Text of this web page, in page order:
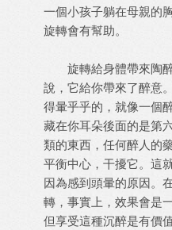
一個小孩子躺在母親的
旋轉會有幫助。
旋轉給身體帶來陶醉
說，它給你帶來了醉意
得暈乎乎的，就像一個
藏在你耳朵後面的是第
類的東西，任何醉人的
平衡中心，干擾它。這
因為感到頭暈的原因。
轉，事實上，效果會是
但享受這種沉醉是有價